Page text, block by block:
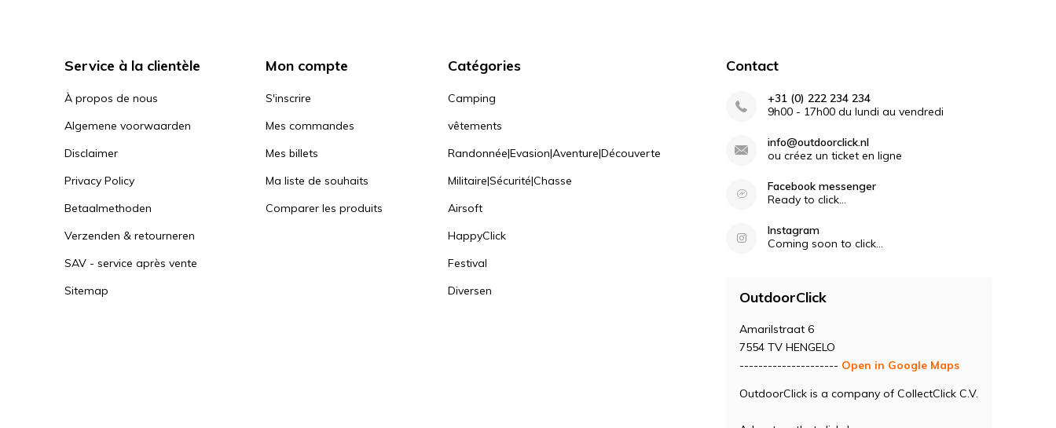
Service à la clientèle
À propos de nous
Algemene voorwaarden
Disclaimer
Privacy Policy
Betaalmethoden
Verzenden & retourneren
SAV - service après vente
Sitemap
Mon compte
S'inscrire
Mes commandes
Mes billets
Ma liste de souhaits
Comparer les produits
Catégories
Camping
vêtements
Randonnée|Evasion|Aventure|Découverte
Militaire|Sécurité|Chasse
Airsoft
HappyClick
Festival
Diversen
Contact
+31 (0) 222 234 234
9h00 - 17h00 du lundi au vendredi
info@outdoorclick.nl
ou créez un ticket en ligne
Facebook messenger
Ready to click...
Instagram
Coming soon to click...
OutdoorClick
Amarilstraat 6
7554 TV HENGELO
--------------------- Open in Google Maps
OutdoorClick is a company of CollectClick C.V.